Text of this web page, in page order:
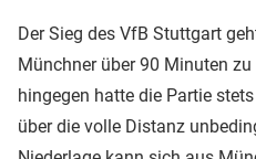
Der Sieg des VfB Stuttgart
Münchner über 90 Minuten
hingegen hatte die Partie
über die volle Distanz